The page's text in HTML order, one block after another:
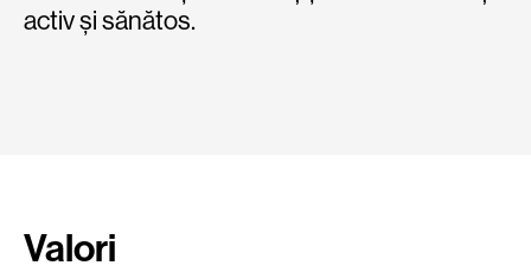
activ și sănătos.
Valori